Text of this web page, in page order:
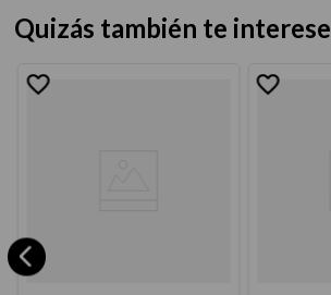
Quizás también te interese